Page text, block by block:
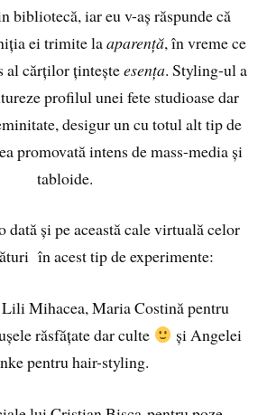
bibliotecă, iar eu v-aș răspunde că
ei trimite laaparență, în vreme ce
al cărților ținteșteesența. Styling-ul a
profilul unei fete studioase dar
desigur un cu totul alt tip de
promovată intens de mass-media și
tabloide.
dată și pe această cale virtuală celor
în acest tip de experimente:
Mihacea, Maria Costină pentru
răsfățate dar culte
și Angelei
pentru hair-styling.